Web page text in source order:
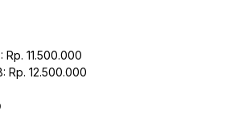
Rp. 11.500.000
Rp. 12.500.000